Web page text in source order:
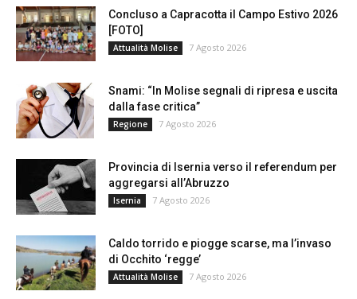
Concluso a Capracotta il Campo Estivo 2026
[FOTO]
Attualità Molise 7 Agosto 2026
Snami: “In Molise segnali di ripresa e uscita
dalla fase critica”
Regione 7 Agosto 2026
Provincia di Isernia verso il referendum per
aggregarsi all’Abruzzo
Isernia 7 Agosto 2026
Caldo torrido e piogge scarse, ma l’invaso
di Occhito ‘regge’
Attualità Molise 7 Agosto 2026